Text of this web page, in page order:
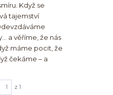
Když se
tajemství
a věříme, že nás
máme pocit, že
čekáme – a
z 1